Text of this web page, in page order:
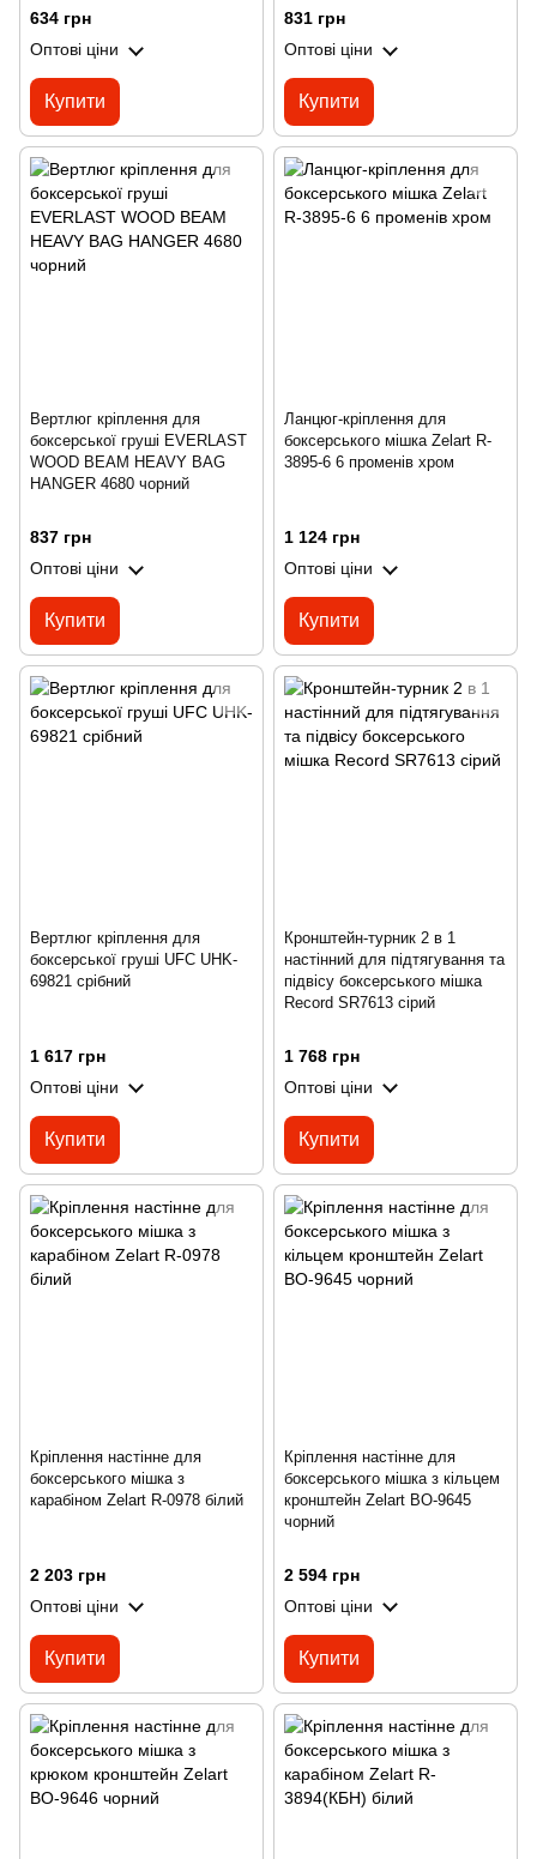
634 грн
Оптові ціни
Купити
831 грн
Оптові ціни
Купити
Вертлюг кріплення для
боксерської груші EVERLAST
WOOD BEAM HEAVY BAG
HANGER 4680 чорний
837 грн
Оптові ціни
Купити
Ланцюг-кріплення для
боксерського мішка Zelart R-
3895-6 6 променів хром
1 124 грн
Оптові ціни
Купити
Вертлюг кріплення для
боксерської груші UFC UHK-
69821 срібний
1 617 грн
Оптові ціни
Купити
Кронштейн-турник 2 в 1
настінний для підтягування та
підвісу боксерського мішка
Record SR7613 сірий
1 768 грн
Оптові ціни
Купити
Кріплення настінне для
боксерського мішка з
карабіном Zelart R-0978 білий
2 203 грн
Оптові ціни
Купити
Кріплення настінне для
боксерського мішка з кільцем
кронштейн Zelart BO-9645
чорний
2 594 грн
Оптові ціни
Купити